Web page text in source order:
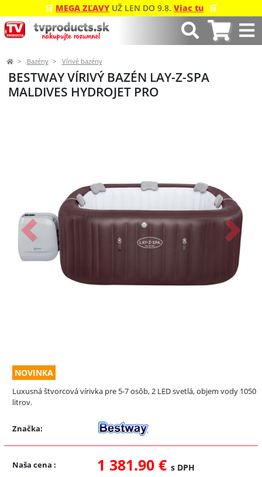
🛒 MEGA ZĽAVY UŽ LEN DO 9.8. Viac tu 🛒
Bazény Vírivé bazény
BESTWAY VÍRIVÝ BAZÉN LAY-Z-SPA
MALDIVES HYDROJET PRO
Predchádzajúci Ďalší
NOVINKA
Luxusná štvorcová vírivka pre 5-7 osôb, 2 LED svetlá, objem vody 1050
litrov.
Značka:
Naša cena : 1 381.90 € s DPH